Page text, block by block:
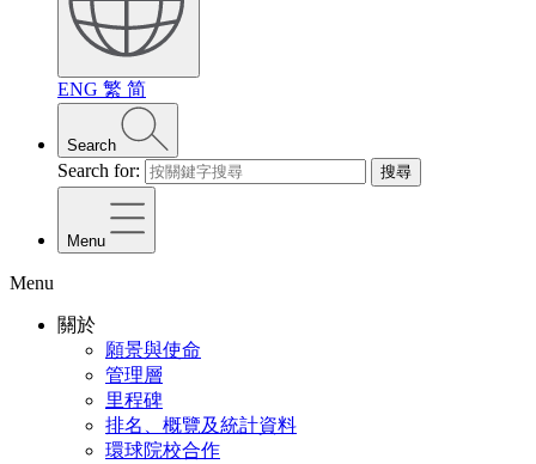
ENG 繁 简
Search
Search for: 搜尋
Menu
Menu
關於
願景與使命
管理層
里程碑
排名、概覽及統計資料
環球院校合作